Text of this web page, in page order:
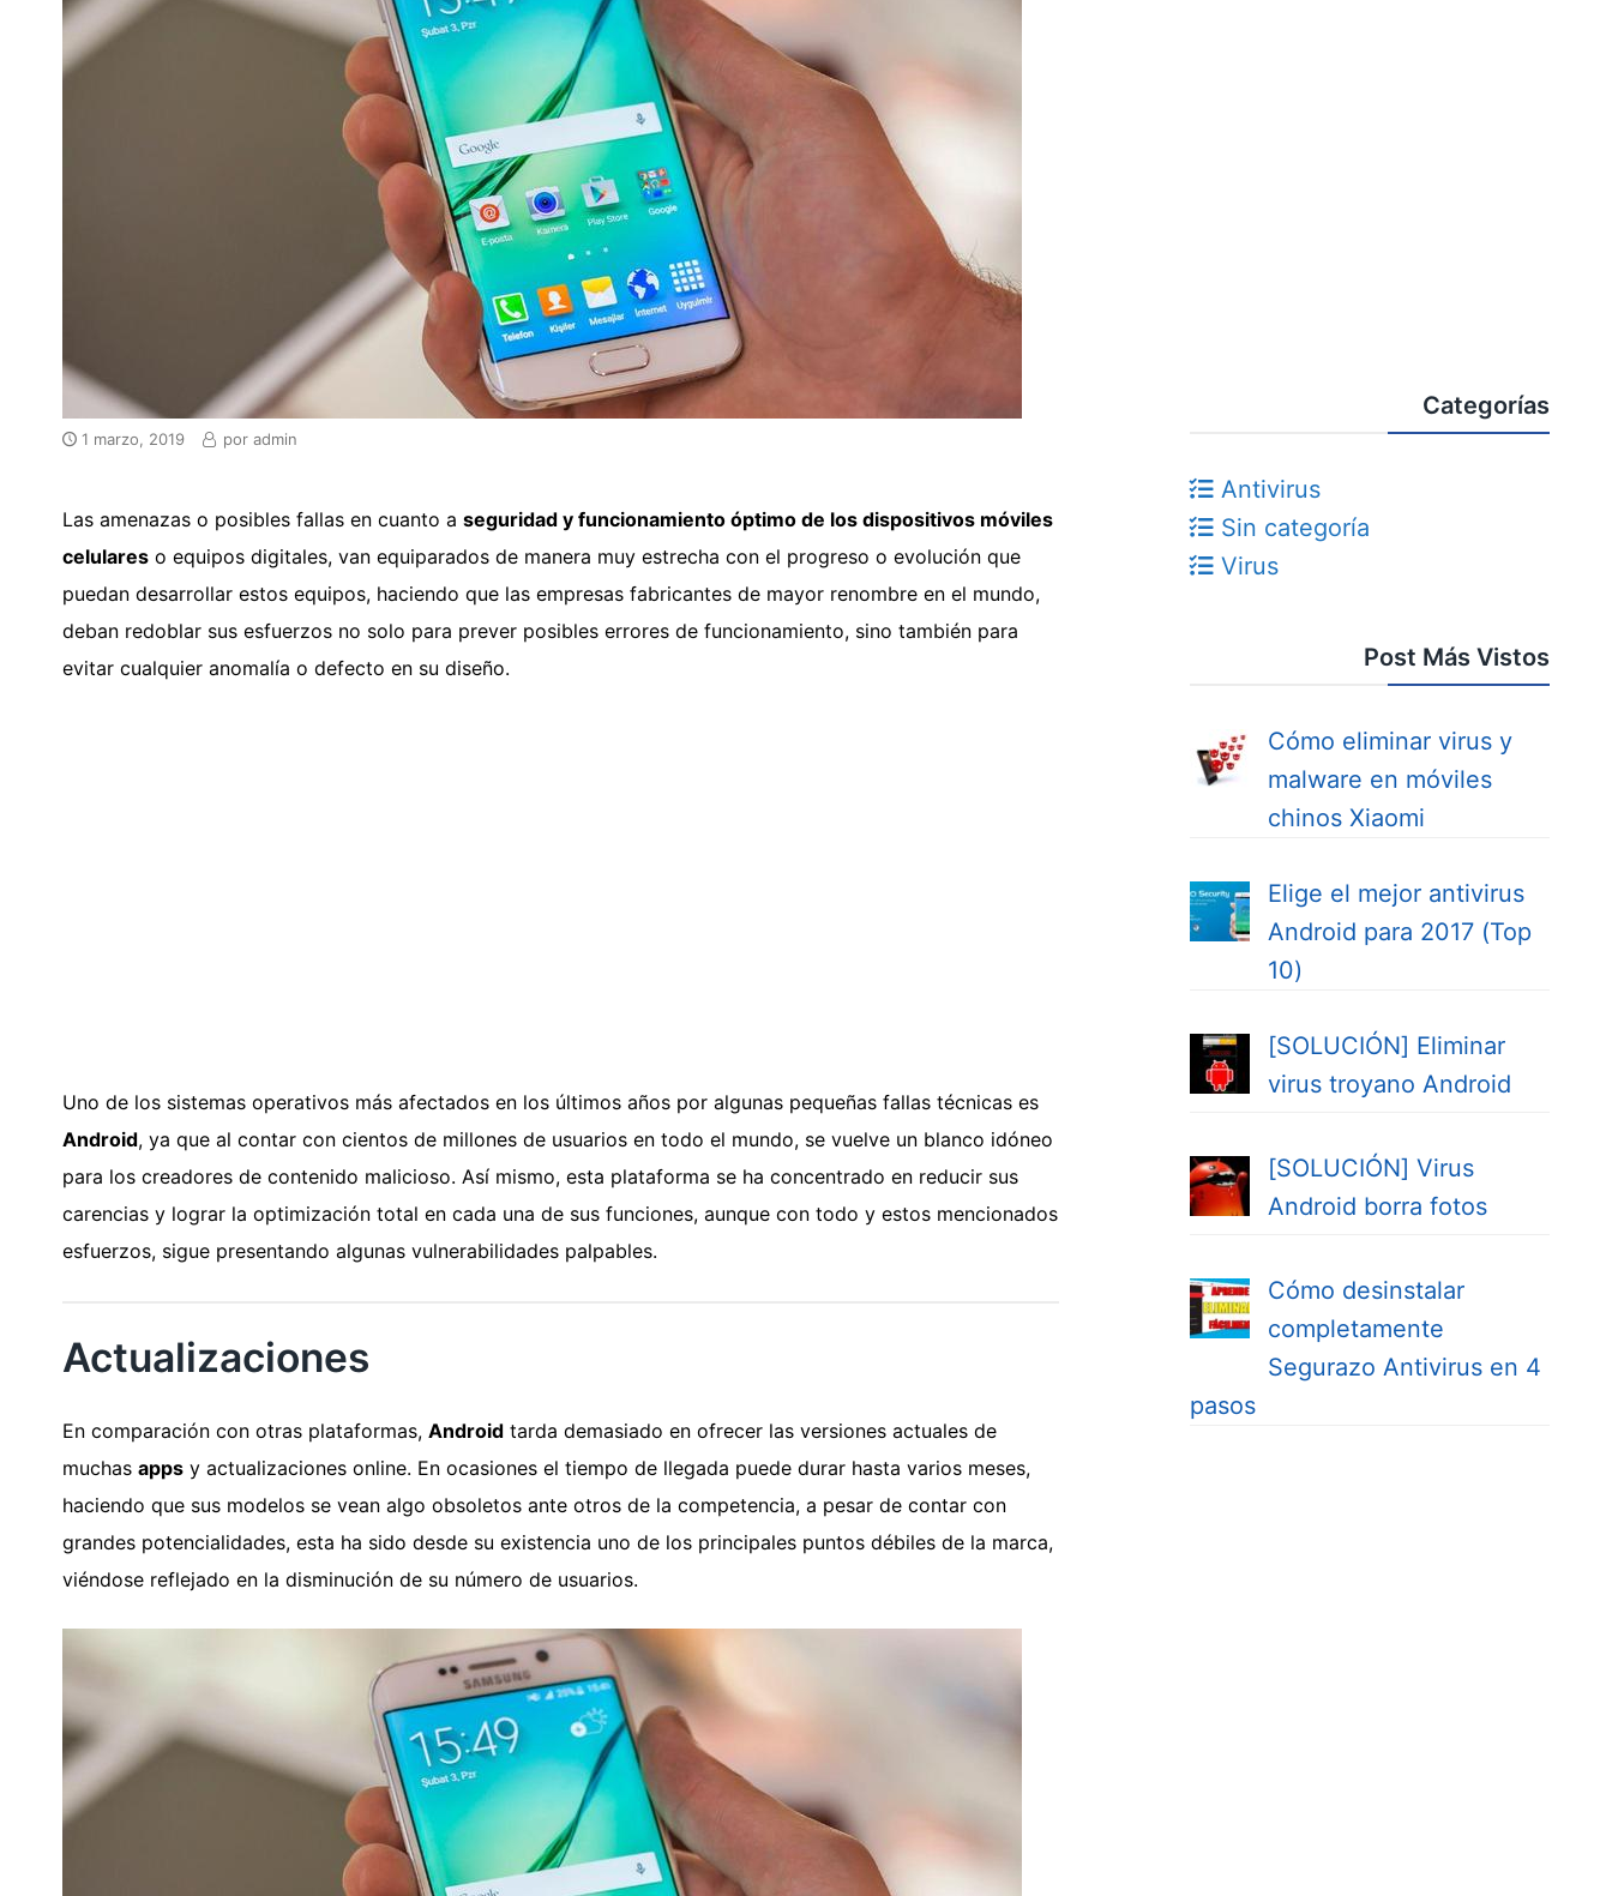
1 marzo, 2019 por admin
Las amenazas o posibles fallas en cuanto a seguridad y funcionamiento óptimo de los dispositivos móviles
celulares o equipos digitales, van equiparados de manera muy estrecha con el progreso o evolución que
puedan desarrollar estos equipos, haciendo que las empresas fabricantes de mayor renombre en el mundo,
deban redoblar sus esfuerzos no solo para prever posibles errores de funcionamiento, sino también para
evitar cualquier anomalía o defecto en su diseño.
Uno de los sistemas operativos más afectados en los últimos años por algunas pequeñas fallas técnicas es
Android, ya que al contar con cientos de millones de usuarios en todo el mundo, se vuelve un blanco idóneo
para los creadores de contenido malicioso. Así mismo, esta plataforma se ha concentrado en reducir sus
carencias y lograr la optimización total en cada una de sus funciones, aunque con todo y estos mencionados
esfuerzos, sigue presentando algunas vulnerabilidades palpables.
Actualizaciones
En comparación con otras plataformas, Android tarda demasiado en ofrecer las versiones actuales de
muchas apps y actualizaciones online. En ocasiones el tiempo de llegada puede durar hasta varios meses,
haciendo que sus modelos se vean algo obsoletos ante otros de la competencia, a pesar de contar con
grandes potencialidades, esta ha sido desde su existencia uno de los principales puntos débiles de la marca,
viéndose reflejado en la disminución de su número de usuarios.
Categorías
Antivirus
Sin categoría
Virus
Post Más Vistos
Cómo eliminar virus y
malware en móviles
chinos Xiaomi
Elige el mejor antivirus
Android para 2017 (Top
10)
[SOLUCIÓN] Eliminar
virus troyano Android
[SOLUCIÓN] Virus
Android borra fotos
Cómo desinstalar
completamente
Segurazo Antivirus en 4
pasos